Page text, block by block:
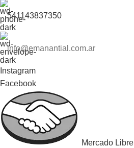
541143837350
info@emanantial.com.ar
Instagram
Facebook
Mercado Libre